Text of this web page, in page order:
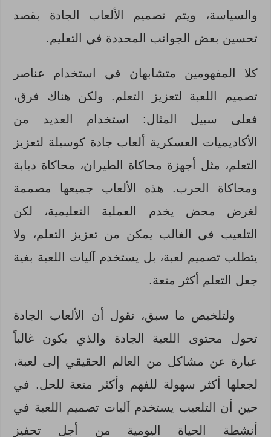
والسياسة، ويتم تصميم الألعاب الجادة بقصد
تحسين بعض الجوانب المحددة في التعليم.
كلا المفهومين متشابهان في استخدام عناصر
تصميم اللعبة لتعزيز التعلم. ولكن هناك فرق،
فعلى سبيل المثال: استخدام العديد من
الأكاديميات العسكرية ألعاب جادة كوسيلة لتعزيز
التعلم، مثل أجهزة محاكاة الطيران، محاكاة دبابة
ومحاكاة الحرب. هذه الألعاب جميعها مصممة
لغرض محض يخدم العملية التعليمية، لكن
التلعيب في الغالب يمكن من تعزيز التعلم، ولا
يتطلب تصميم لعبة، بل يستخدم آليات اللعبة بغية
جعل التعلم أكثر متعة.
ولتلخيص ما سبق، نقول أن الألعاب الجادة
تحول محتوى اللعبة الجادة والذي يكون غالباً
عبارة عن مشاكل من العالم الحقيقي إلى لعبة،
لجعلها أكثر سهولة للفهم وأكثر متعة للحل. في
حين أن التلعيب يستخدم آليات تصميم اللعبة في
أنشطة الحياة اليومية من أجل تحفيز